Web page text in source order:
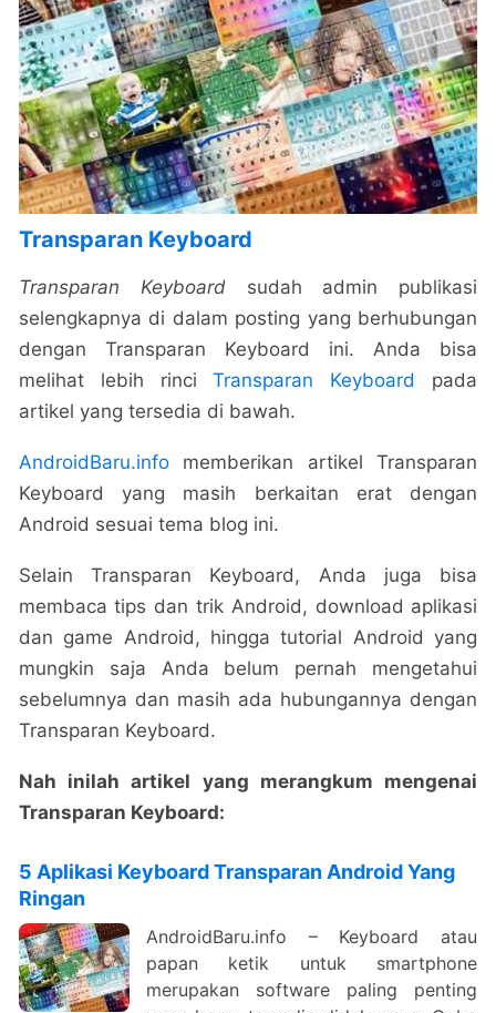
Transparan Keyboard
Transparan Keyboardsudah admin publikasi
selengkapnya di dalam posting yang berhubungan
dengan Transparan Keyboard ini. Anda bisa
melihat lebih rinciTransparan Keyboard
pada
artikel yang tersedia di bawah.
AndroidBaru.infomemberikan artikel Transparan
Keyboard yang masih berkaitan erat dengan
Android sesuai tema blog ini.
Selain Transparan Keyboard, Anda juga bisa
membaca tips dan trik Android, download aplikasi
dan game Android, hingga tutorial Android yang
mungkin saja Anda belum pernah mengetahui
sebelumnya dan masih ada hubungannya dengan
Transparan Keyboard.
Nah inilah artikel yang merangkum mengenai
Transparan Keyboard:
5 Aplikasi Keyboard Transparan Android Yang
Ringan
AndroidBaru.info – Keyboard atau
papan ketik untuk smartphone
merupakan software paling penting